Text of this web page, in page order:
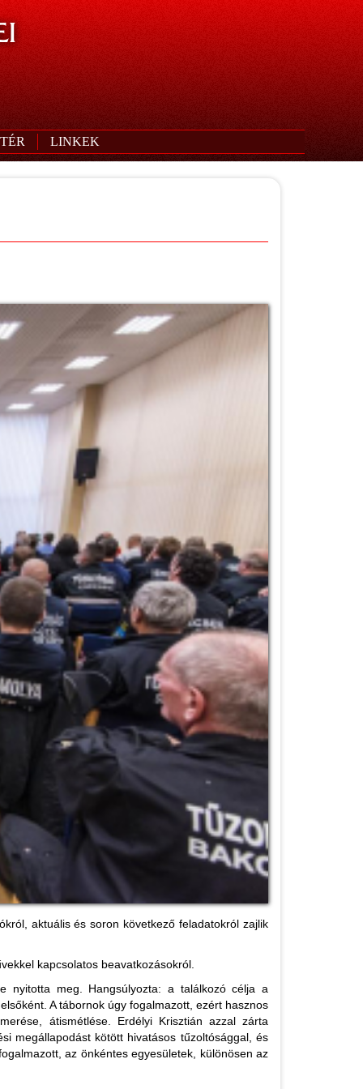
LINKEK
aktuális és soron következő feladatokról zajlik
kapcsolatos beavatkozásokról.
nyitotta meg. Hangsúlyozta: a találkozó célja a
A tábornok úgy fogalmazott, ezért hasznos
átismétlése. Erdélyi Krisztián azzal zárta
megállapodást kötött hivatásos tűzoltósággal, és
az önkéntes egyesületek, különösen az